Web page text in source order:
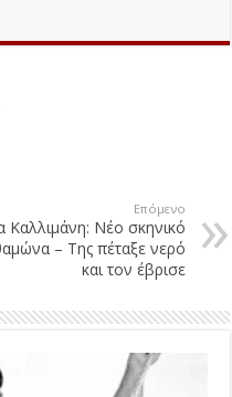
Επόμενο
Καλλιμάνη: Νέο σκηνικό
– Της πέταξε νερό
και τον έβρισε